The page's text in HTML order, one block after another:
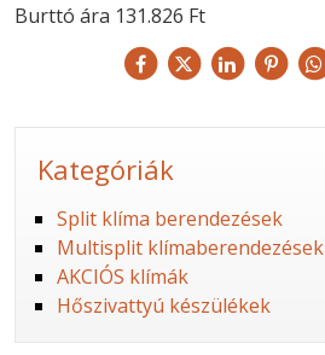
Burttó ára 131.826 Ft
Kategóriák
Split klíma berendezések
Multisplit klímaberendezések
AKCIÓS klímák
Hőszivattyú készülékek